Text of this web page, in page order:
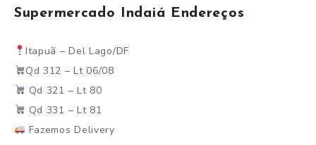
Supermercado Indaiá Endereços
Itapuã – Del Lago/DF
Qd 312 – Lt 06/08
Qd 321 – Lt 80
Qd 331 – Lt 81
Fazemos Delivery